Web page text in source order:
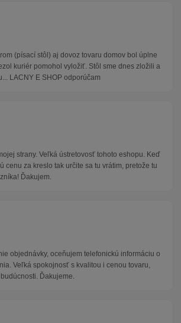
(písací stôl) aj dovoz tovaru domov bol úplne
kuriér pomohol vyložiť. Stôl sme dnes zložili a
LACNY E SHOP odporúčam
strany. Veľká ústretovosť tohoto eshopu. Keď
cenu za kreslo tak určite sa tu vrátim, pretože tu
Ďakujem.
objednávky, oceňujem telefonickú informáciu o
Veľká spokojnosť s kvalitou i cenou tovaru,
Ďakujeme.